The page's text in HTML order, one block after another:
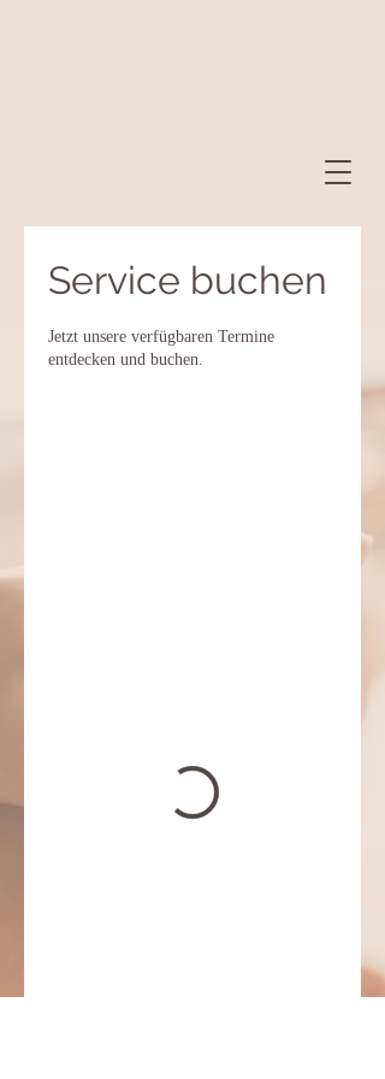
Service buchen
Jetzt unsere verfügbaren Termine
entdecken und buchen.